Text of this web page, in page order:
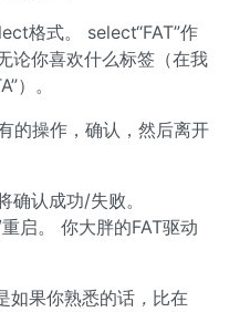
格式。 select“FAT”作
论你喜欢什么标签（在我
）。
的操作，确认，然后离开
认成功/失败。
启。 你大胖的FAT驱动
如果你熟悉的话 ， 比在